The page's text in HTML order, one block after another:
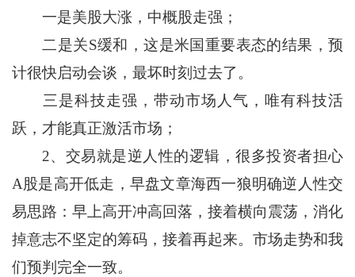
一是美股大涨，中概股走强；
二是关S缓和，这是米国重要表态的结果，预
计很快启动会谈，最坏时刻过去了。
三是科技走强，带动市场人气，唯有科技活
跃，才能真正激活市场；
2、交易就是逆人性的逻辑，很多投资者担心
A股是高开低走，早盘文章海西一狼明确逆人性交
易思路：早上高开冲高回落，接着横向震荡，消化
掉意志不坚定的筹码，接着再起来。市场走势和我
们预判完全一致。